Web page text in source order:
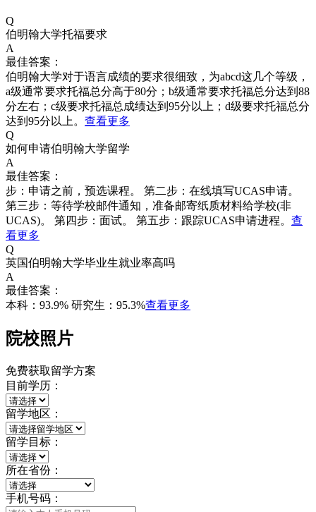
Q
伯明翰大学托福要求
A
最佳答案：
伯明翰大学对于语言成绩的要求很细致，为abcd这几个等级，
a级通常要求托福总分高于80分；b级通常要求托福总分达到88
分左右；c级要求托福总成绩达到95分以上；d级要求托福总分
达到95分以上。 查看更多
Q
如何申请伯明翰大学留学
A
最佳答案：
步：申请之前，预选课程。 第二步：在线填写UCAS申请。
第三步：等待学校邮件通知，准备邮寄纸质材料给学校(非
UCAS)。 第四步：面试。 第五步：跟踪UCAS申请进程。 查
看更多
Q
英国伯明翰大学毕业生就业率高吗
A
最佳答案：
本科：93.9% 研究生：95.3%查看更多
院校照片
免费获取留学方案
目前学历：
留学地区：
留学目标：
所在省份：
手机号码：